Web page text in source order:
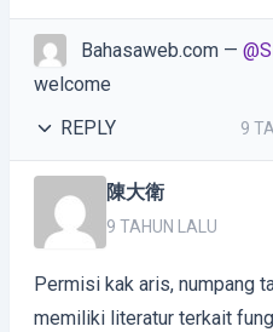
Bahasaweb.com —
welcome
REPLY
9
陳大衛
9 TAHUN LALU
Permisi kak aris, numpang
memiliki literatur terkait